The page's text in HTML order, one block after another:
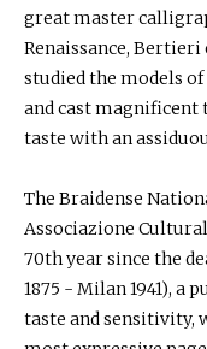
great master
Renaissance,
studied the models
and cast magnificent
taste with an
The Braidense
Associazione
70th year since the
1875 - Milan 1941), a
taste and sensitivity,